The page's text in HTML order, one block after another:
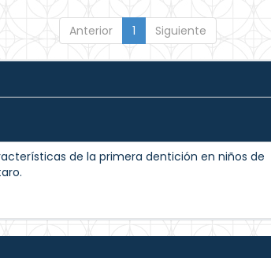
Anterior 1 Siguiente
de la primera dentición en niños de